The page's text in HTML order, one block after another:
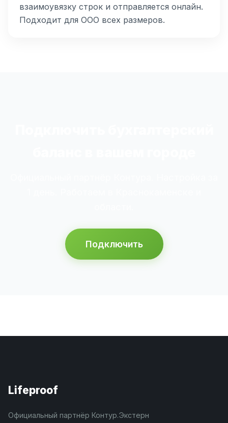
взаимоувязку строк и отправляется онлайн.
Подходит для ООО всех размеров.
Подключить
Lifeproof
Официальный партнёр Контур.Экстерн